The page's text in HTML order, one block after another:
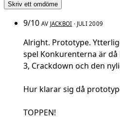
Skriv ett omdöme
9/10 AV JACKBOI · JULI 2009
Alright. Prototype.
spel Konkurenterna är
3, Crackdown och den
Hur klarar sig då
TOPPEN!